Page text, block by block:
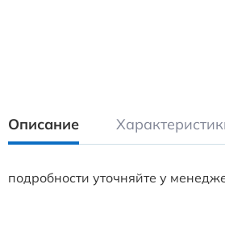
Описание
подробности уточняйте у